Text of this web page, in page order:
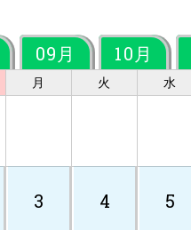
09月 10月
月 火 水
3 4 5